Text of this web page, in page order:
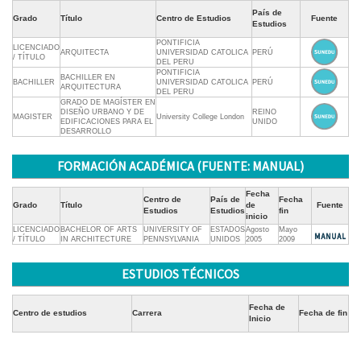
Grado Título Centro de Estudios
País de
Estudios
Fuente
LICENCIADO
/ TÍTULO
ARQUITECTA
PONTIFICIA
UNIVERSIDAD CATOLICA
DEL PERU
PERÚ
BACHILLER
BACHILLER EN
ARQUITECTURA
PONTIFICIA
UNIVERSIDAD CATOLICA
DEL PERU
PERÚ
MAGISTER
GRADO DE MAGÍSTER EN
DISEÑO URBANO Y DE
EDIFICACIONES PARA EL
DESARROLLO
University College London
REINO
UNIDO
FORMACIÓN ACADÉMICA (FUENTE: MANUAL)
Grado Título
Centro de
Estudios
País de
Estudios
Fecha
de
inicio
Fecha
fin
Fuente
LICENCIADO
/ TÍTULO
BACHELOR OF ARTS
IN ARCHITECTURE
UNIVERSITY OF
PENNSYLVANIA
ESTADOS
UNIDOS
Agosto
2005
Mayo
2009
ESTUDIOS TÉCNICOS
Centro de estudios Carrera
Fecha de
Inicio
Fecha de fin